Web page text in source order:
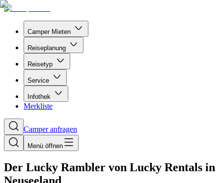
Camper Mieten
Reiseplanung
Reisetyp
Service
Infothek
Merkliste
Camper anfragen
Menü öffnen
Der Lucky Rambler von Lucky Rentals in